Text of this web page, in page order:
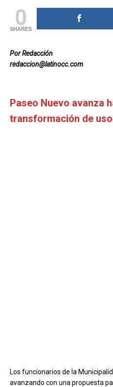
0
SHARES
Por Redacción
redaccion@latinocc.com
Paseo Nuevo avanza
transformación de
Los funcionarios de la
avanzando con una propuesta